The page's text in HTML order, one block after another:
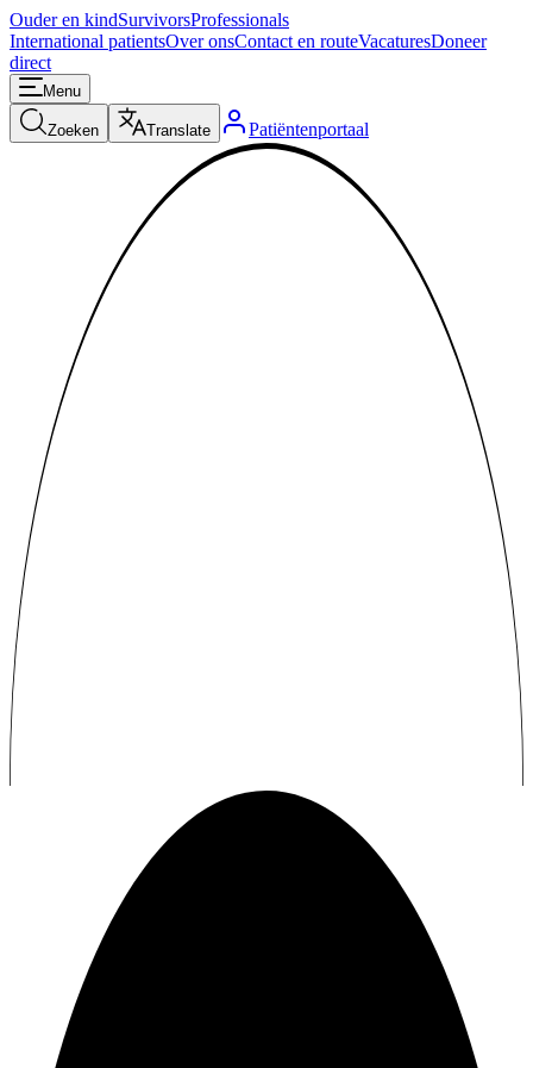
Ouder en kindSurvivorsProfessionals
International patientsOver onsContact en routeVacaturesDoneer
direct
Menu
Zoeken Translate Patiëntenportaal